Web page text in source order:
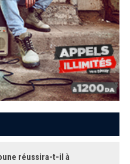
réussira-t-il à